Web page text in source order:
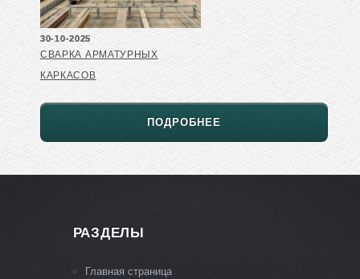
30-10-2025
СВАРКА АРМАТУРНЫХ
КАРКАСОВ
ПОДРОБНЕЕ
РАЗДЕЛЫ
Главная страница